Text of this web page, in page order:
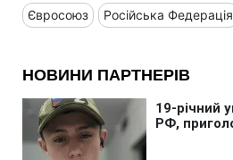
Євросоюз Російська Федерація